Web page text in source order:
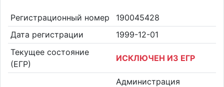
Регистрационный номер
190045428
Дата регистрации
1999-12-01
Текущее состояние
(ЕГР)
ИСКЛЮЧЕН ИЗ ЕГР
Администрация